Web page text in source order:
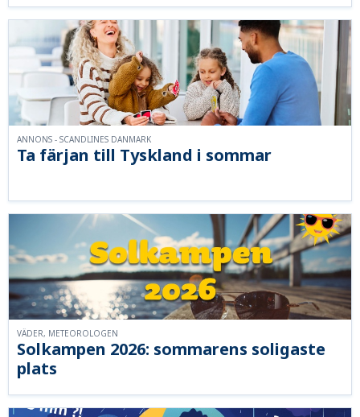
Ta färjan till Tyskland i sommar
ANNONS - SCANDLINES DANMARK
Solkampen 2026: sommarens soligaste
plats
VÄDER, METEOROLOGEN